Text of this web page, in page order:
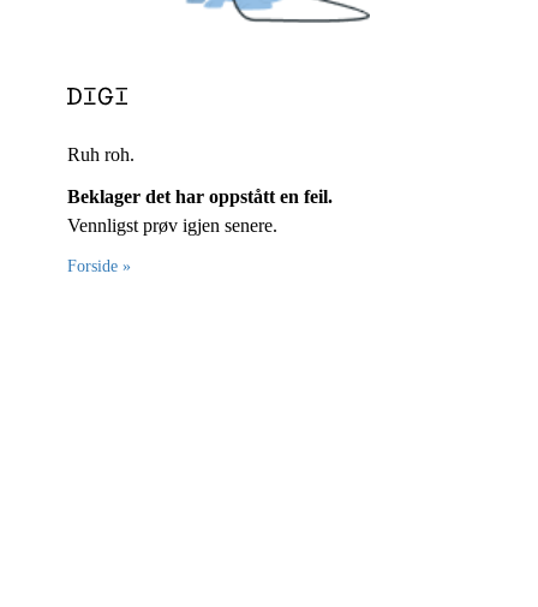
Ruh roh.
Beklager det har oppstått en feil.
Vennligst prøv igjen senere.
Forside »